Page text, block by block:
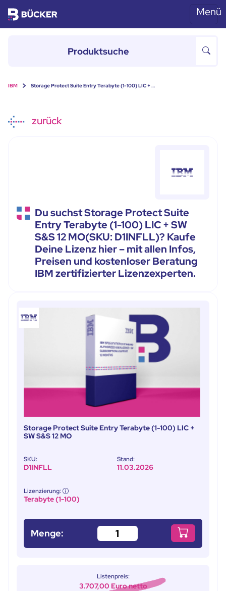
Skip to main content Menü
IBM Storage Protect Suite Entry Terabyte (1-100) LIC + …
zurück
Du suchst Storage Protect Suite
Entry Terabyte (1-100) LIC + SW
S&S 12 MO(SKU: D1INFLL)? Kaufe
Deine Lizenz hier – mit allen Infos,
Preisen und kostenloser Beratung
IBM zertifizierter Lizenzexperten.
Storage Protect Suite Entry Terabyte (1-100) LIC +
SW S&S 12 MO
SKU:
D1INFLL
Stand:
11.03.2026
Lizenzierung:
Terabyte (1-100)
Menge:
Listenpreis:
3.707,00 Euro netto